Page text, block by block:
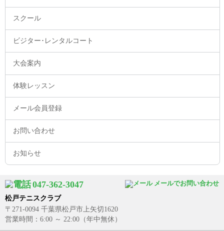
スクール
ビジター･レンタルコート
大会案内
体験レッスン
メール会員登録
お問い合わせ
お知らせ
047-362-3047
メールでお問い合わせ
松戸テニスクラブ
〒271-0094 千葉県松戸市上矢切1620
営業時間：6:00 ～ 22:00（年中無休）